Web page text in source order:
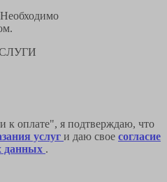
оплате", я подтверждаю, что
услуг и даю свое согласие
данных .